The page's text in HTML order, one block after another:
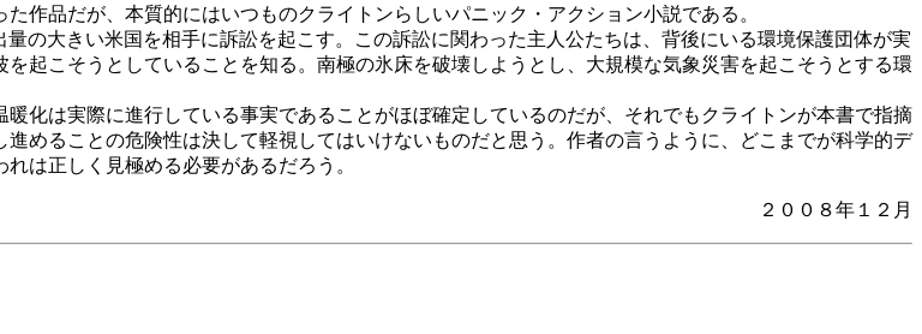
品だが、本質的にはいつものクライトンらしいパニック・アクション小説である。
の大きい米国を相手に訴訟を起こす。この訴訟に関わった主人公たちは、背後にいる環境保護団体が実
起こそうとしていることを知る。南極の氷床を破壊しようとし、大規模な気象災害を起こそうとする環
化は実際に進行している事実であることがほぼ確定しているのだが、それでもクライトンが本書で指摘
めることの危険性は決して軽視してはいけないものだと思う。作者の言うように、どこまでが科学的デ
は正しく見極める必要があるだろう。
２００８年１２月